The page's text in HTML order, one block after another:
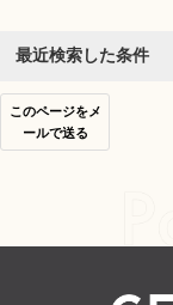
最近検索した条件
このページをメ
ールで送る